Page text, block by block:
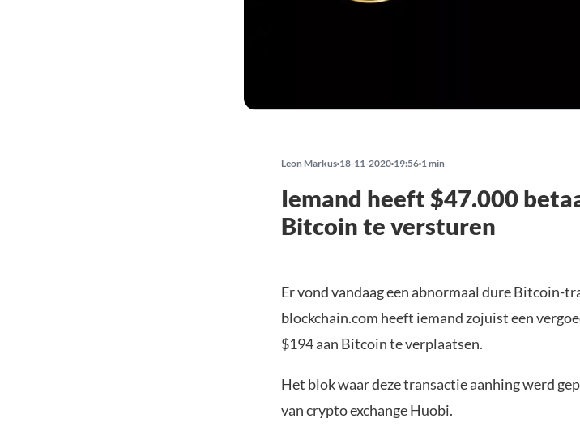
Leon Markus 18-11-2020 19:56 1 min
Iemand heeft $47.000
Bitcoin te versturen
Er vond vandaag een abnormaal dure Bitcoin-
blockchain.com heeft iemand zojuist een
$194 aan Bitcoin te verplaatsen.
Het blok waar deze transactie aanhing werd
van crypto exchange Huobi.